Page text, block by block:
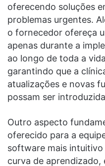
oferecendo soluções
problemas urgentes.
o fornecedor ofereça
apenas durante a
ao longo de toda a
garantindo que a
atualizações e novas
possam ser
Outro aspecto
oferecido para a
software mais
curva de aprendizado,